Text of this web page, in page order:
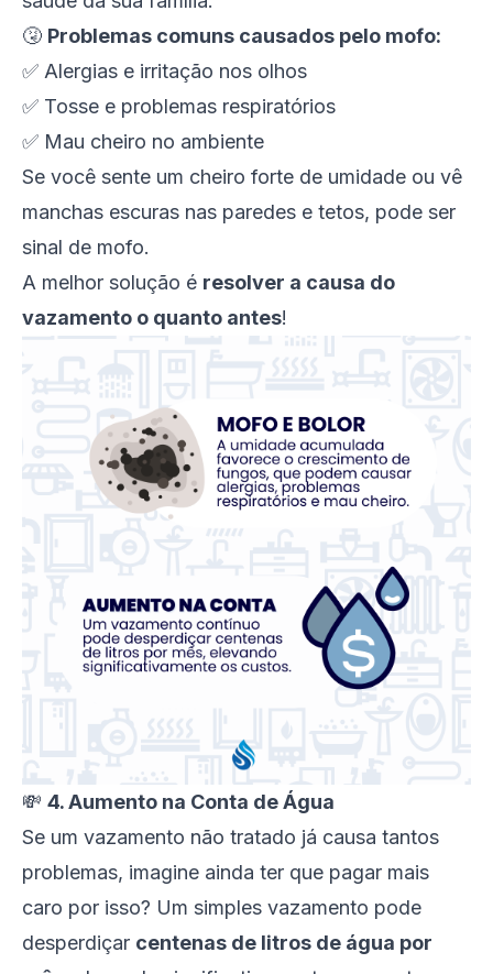
🤧 Problemas comuns causados pelo mofo:
✅ Alergias e irritação nos olhos
✅ Tosse e problemas respiratórios
✅ Mau cheiro no ambiente
Se você sente um cheiro forte de umidade ou vê
manchas escuras nas paredes e tetos, pode ser
sinal de mofo.
A melhor solução é resolver a causa do
vazamento o quanto antes!
💸 4. Aumento na Conta de Água
Se um vazamento não tratado já causa tantos
problemas, imagine ainda ter que pagar mais
caro por isso? Um simples vazamento pode
desperdiçar centenas de litros de água por